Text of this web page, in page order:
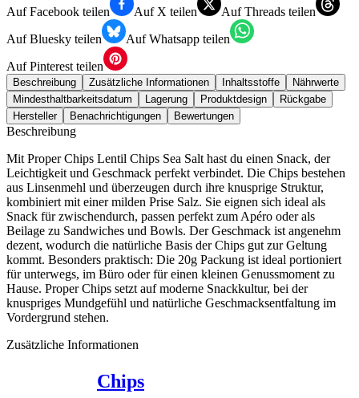
Auf Facebook teilen
Auf X teilen
Auf Threads teilen
Auf Bluesky teilen
Auf Whatsapp teilen
Auf Pinterest teilen
Beschreibung Zusätzliche Informationen Inhaltsstoffe
Nährwerte
Mindesthaltbarkeitsdatum
Lagerung Produktdesign
Rückgabe
Hersteller
Benachrichtigungen Bewertungen
Beschreibung
Mit Proper Chips Lentil Chips Sea Salt hast du einen Snack, der
Leichtigkeit und Geschmack perfekt verbindet. Die Chips bestehen
aus Linsenmehl und überzeugen durch ihre knusprige Struktur,
kombiniert mit einer milden Prise Salz. Sie eignen sich ideal als
Snack für zwischendurch, passen perfekt zum Apéro oder als
Beilage zu Sandwiches und Bowls. Der Geschmack ist angenehm
dezent, wodurch die natürliche Basis der Chips gut zur Geltung
kommt. Besonders praktisch: Die 20g Packung ist ideal portioniert
für unterwegs, im Büro oder für einen kleinen Genussmoment zu
Hause. Proper Chips setzt auf moderne Snackkultur, bei der
knuspriges Mundgefühl und natürliche Geschmacksentfaltung im
Vordergrund stehen.
Zusätzliche Informationen
Chips